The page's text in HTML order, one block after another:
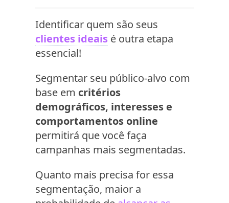
Identificar quem são seus
clientes ideais é outra etapa
essencial!
Segmentar seu público-alvo com
base em critérios
demográficos, interesses e
comportamentos online
permitirá que você faça
campanhas mais segmentadas.
Quanto mais precisa for essa
segmentação, maior a